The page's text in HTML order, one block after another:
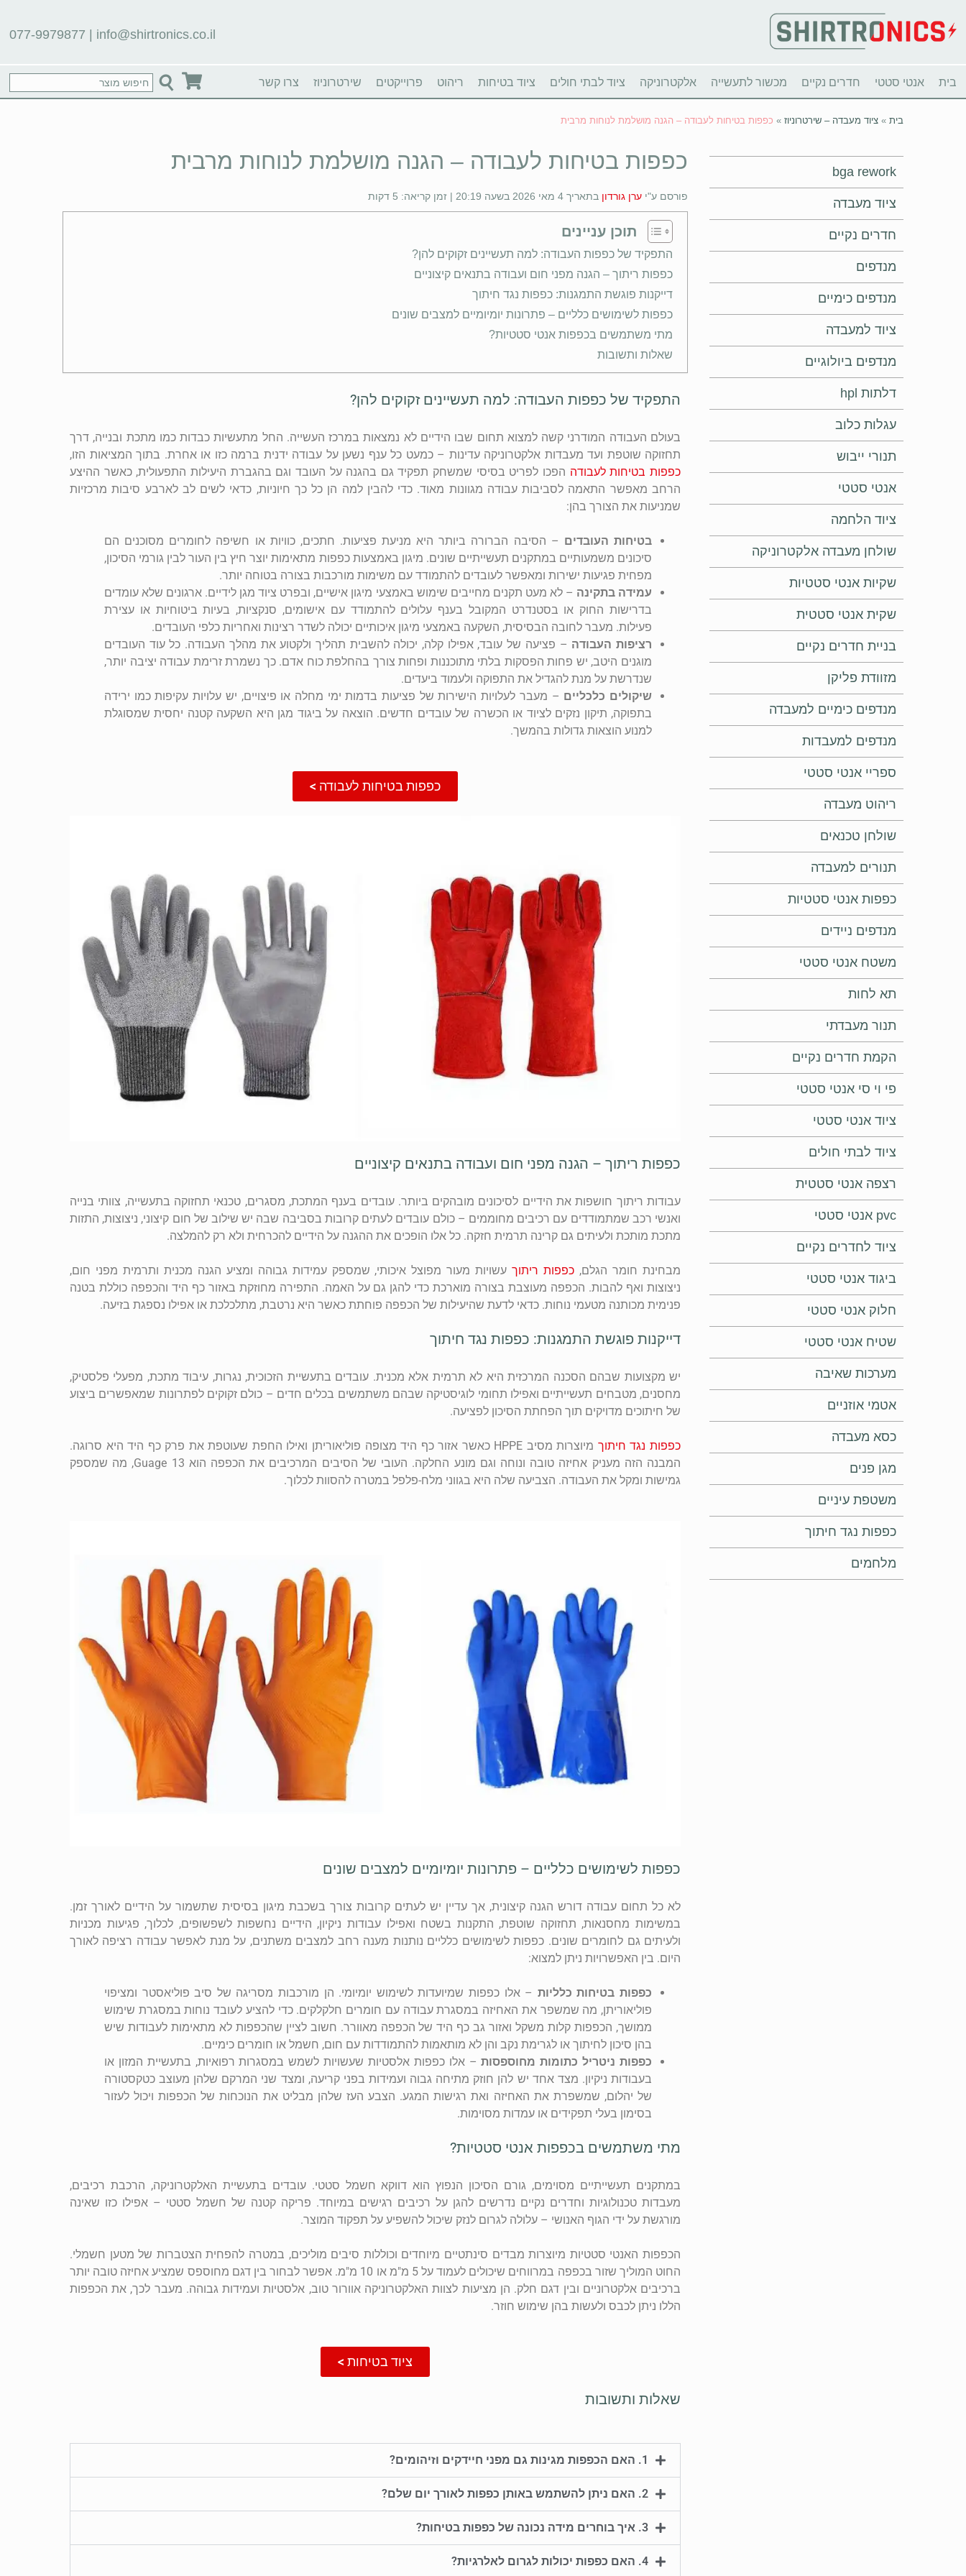
077-9979877 info@shirtronics.co.il
בית אנטי סטטי חדרים נקיים מכשור לתעשייה אלקטרוניקה ציוד לבתי חולים ציוד בטיחות ריהוט פרוייקטים שירטרוניוז צרו קשר
בית » ציוד מעבדה – שירטרוניוז » כפפות בטיחות לעבודה – הגנה מושלמת לנוחות מרבית
bga rework
ציוד מעבדה
חדרים נקיים
מנדפים
מנדפים כימיים
ציוד למעבדה
מנדפים ביולוגיים
דלתות hpl
עגלות כלוב
תנורי ייבוש
אנטי סטטי
ציוד הלחמה
שולחן מעבדה אלקטרוניקה
שקיות אנטי סטטיות
שקית אנטי סטטית
בניית חדרים נקיים
מזוודת פליקן
מנדפים כימיים למעבדה
מנדפים למעבדות
ספריי אנטי סטטי
ריהוט מעבדה
שולחן טכנאים
תנורים למעבדה
כפפות אנטי סטטיות
מנדפים ניידים
משטח אנטי סטטי
תא לחות
תנור מעבדתי
הקמת חדרים נקיים
פי וי סי אנטי סטטי
ציוד אנטי סטטי
ציוד לבתי חולים
רצפה אנטי סטטית
pvc אנטי סטטי
ציוד לחדרים נקיים
ביגוד אנטי סטטי
חלוק אנטי סטטי
שטיח אנטי סטטי
מערכות שאיבה
אטמי אוזניים
כסא מעבדה
מגן פנים
משטפת עיניים
כפפות נגד חיתוך
מלחמים
כפפות בטיחות לעבודה – הגנה מושלמת לנוחות מרבית
פורסם ע"י ערן גורדון בתאריך 4 מאי 2026 בשעה 20:19 | זמן קריאה: 5 דקות
תוכן עניינים
התפקיד של כפפות העבודה: למה תעשיינים זקוקים להן?
כפפות ריתוך – הגנה מפני חום ועבודה בתנאים קיצוניים
דייקנות פוגשת התמגנות: כפפות נגד חיתוך
כפפות לשימושים כלליים – פתרונות יומיומיים למצבים שונים
מתי משתמשים בכפפות אנטי סטטיות?
שאלות ותשובות
התפקיד של כפפות העבודה: למה תעשיינים זקוקים להן?
בעולם העבודה המודרני קשה למצוא תחום שבו הידיים לא נמצאות במרכז העשייה. החל מתעשיות כבדות כמו מתכת ובנייה, דרך
תחזוקה שוטפת ועד מעבדות אלקטרוניקה עדינות – כמעט כל ענף נשען על עבודה ידנית ברמה כזו או אחרת. בתוך המציאות הזו,
כפפות בטיחות לעבודה הפכו לפריט בסיסי שמשחק תפקיד גם בהגנה על העובד וגם בהגברת היעילות התפעולית, כאשר ההיצע
הרחב מאפשר התאמה לסביבות עבודה מגוונות מאוד. כדי להבין למה הן כל כך חיוניות, כדאי לשים לב לארבע סיבות מרכזיות
שמניעות את הצורך בהן:
בטיחות העובדים – הסיבה הברורה ביותר היא מניעת פציעות. חתכים, כוויות או חשיפה לחומרים מסוכנים הם
סיכונים משמעותיים במתקנים תעשייתיים שונים. מיגון באמצעות כפפות מתאימות יוצר חיץ בין העור לבין גורמי הסיכון,
מפחית פגיעות ישירות ומאפשר לעובדים להתמודד עם משימות מורכבות בצורה בטוחה יותר.
עמידה בתקינה – לא מעט תקנים מחייבים שימוש באמצעי מיגון אישיים, ובפרט ציוד מגן לידיים. ארגונים שלא עומדים
בדרישות החוק או בסטנדרט המקובל בענף עלולים להתמודד עם אישומים, סנקציות, בעיות ביטוחיות או עצירת
פעילות. מעבר לחובה הבסיסית, השקעה באמצעי מיגון איכותיים יכולה לשדר רצינות ואחריות כלפי העובדים.
רציפות העבודה – פציעה של עובד, אפילו קלה, יכולה להשבית תהליך ולקטוע את מהלך העבודה. כל עוד העובדים
מוגנים היטב, יש פחות הפסקות בלתי מתוכננות ופחות צורך בהחלפת כוח אדם. כך נשמרת זרימת עבודה יציבה יותר,
שנדרשת על מנת להגדיל את התפוקה ולעמוד ביעדים.
שיקולים כלכליים – מעבר לעלויות הישירות של פציעות בדמות ימי מחלה או פיצויים, יש עלויות עקיפות כמו ירידה
בתפוקה, תיקון נזקים לציוד או הכשרה של עובדים חדשים. הוצאה על ביגוד מגן היא השקעה קטנה יחסית שמסוגלת
למנוע הוצאות גדולות בהמשך.
כפפות בטיחות לעבודה >
כפפות ריתוך – הגנה מפני חום ועבודה בתנאים קיצוניים
עבודות ריתוך חושפות את הידיים לסיכונים מובהקים ביותר. עובדים בענף המתכת, מסגרים, טכנאי תחזוקה בתעשייה, צוותי בנייה
ואנשי רכב שמתמודדים עם רכיבים מחוממים – כולם עובדים לעתים קרובות בסביבה שבה יש שילוב של חום קיצוני, ניצוצות, התזות
מתכת מותכת ולעיתים גם קרינה תרמית חזקה. כל אלו הופכים את ההגנה על הידיים להכרחית ולא רק להמלצה.
מבחינת חומר הגלם, כפפות ריתוךעשויות מעור מפוצל איכותי, שמספק עמידות גבוהה ומציע הגנה מכנית ותרמית מפני חום,
ניצוצות ואף להבות. הכפפה מעוצבת בצורה מוארכת כדי להגן גם על האמה. התפירה מחוזקת באזור כף היד והכפפה כוללת בטנה
פנימית מכותנה מטעמי נוחות. כדאי לדעת שהיעילות של הכפפה פוחתת כאשר היא נרטבת, מתלכלכת או אפילו נספגת בזיעה.
דייקנות פוגשת התמגנות: כפפות נגד חיתוך
יש מקצועות שבהם הסכנה המרכזית היא לא תרמית אלא מכנית. עובדים בתעשיית הזכוכית, נגרות, עיבוד מתכת, מפעלי פלסטיק,
מחסנים, מטבחים תעשייתיים ואפילו תחומי לוגיסטיקה שבהם משתמשים בכלים חדים – כולם זקוקים לפתרונות שמאפשרים ביצוע
של חיתוכים מדויקים תוך הפחתת הסיכון לפציעה.
כפפות נגד חיתוך
מיוצרות מסיב HPPE כאשר אזור כף היד מצופה פוליאוריתן ואילו החפת שעוטפת את פרק כף היד היא סרוגה.
המבנה הזה מעניק אחיזה טובה ונוחה וגם מונע החלקה. העובי של הסיבים המרכיבים את הכפפה הוא Guage 13, מה שמספק
גמישות ומקל את העבודה. הצביעה שלה היא בגווני מלח-פלפל במטרה להסוות לכלוך.
כפפות לשימושים כלליים – פתרונות יומיומיים למצבים שונים
לא כל תחום עבודה דורש הגנה קיצונית, אך עדיין יש לעתים קרובות צורך בשכבת מיגון בסיסית שתשמור על הידיים לאורך זמן.
במשימות מחסנאות, תחזוקה שוטפת, התקנות בשטח ואפילו עבודות ניקיון, הידיים נחשפות לשפשופים, לכלוך, פגיעות מכניות
ולעיתים גם לחומרים שונים. כפפות לשימושים כלליים נותנות מענה רחב למצבים משתנים, על מנת לאפשר עבודה רציפה לאורך
היום. בין האפשרויות ניתן למצוא:
כפפות בטיחות כלליות – אלו כפפות שמיועדות לשימוש יומיומי. הן מורכבות מסריגה של סיב פוליאסטר ומציפוי
פוליאוריתן, מה שמשפר את האחיזה במסגרת עבודה עם חומרים חלקלקים. כדי להציע לעובד נוחות במסגרת שימוש
ממושך, הכפפות קלות משקל ואזור גב כף היד של הכפפה מאוורר. חשוב לציין שהכפפות לא מתאימות לעבודות שיש
בהן סיכון לחיתוך או לגרימת נקב והן לא מותאמות להתמודדות עם חום, חשמל או חומרים כימיים.
כפפות ניטריל כתומות מחוספסות– אלו כפפות אלסטיות שעשויות לשמש במסגרות רפואיות, בתעשיית המזון או
בעבודות ניקיון. מצד אחד יש להן חוזק מתיחה גבוה ועמידות בפני קריעה, ומצד שני המרקם שלהן מעוצב כטקסטורה
של יהלום, שמשפרת את האחיזה ואת רגישות המגע. הצבע העז שלהן מבליט את הנוכחות של הכפפות ויכול לעזור
בסימון בעלי תפקידים או עמדות מסוימות.
מתי משתמשים בכפפות אנטי סטטיות?
במתקנים תעשייתיים מסוימים, גורם הסיכון הנפוץ הוא דווקא חשמל סטטי. עובדים בתעשיית האלקטרוניקה, הרכבת רכיבים,
מעבדות טכנולוגיות וחדרים נקיים נדרשים להגן על רכיבים רגישים במיוחד. פריקה קטנה של חשמל סטטי – אפילו כזו שאינה
מורגשת על ידי הגוף האנושי – עלולה לגרום לנזק שיכול להשפיע על תפקוד המוצר.
הכפפות האנטי סטטיות מיוצרות מבדים סינתטיים מיוחדים וכוללות סיבים מוליכים, במטרה להפחית הצטברות של מטען חשמלי.
החוט המוליך שזור בכפפה במרווחים שיכולים לעמוד על 5 מ"מ או 10 מ"מ. אפשר לבחור בין דגם מחוספס שמציע אחיזה טובה יותר
ברכיבים אלקטרוניים ובין דגם חלק. הן מציעות לצוות האלקטרוניקה אוורור טוב, אלסטיות ועמידות גבוהה. מעבר לכך, את הכפפות
הללו ניתן לכבס ולעשות בהן שימוש חוזר.
ציוד בטיחות >
שאלות ותשובות
1. האם הכפפות מגינות גם מפני חיידקים וזיהומים?
2. האם ניתן להשתמש באותן כפפות לאורך יום שלם?
3. איך בוחרים מידה נכונה של כפפות בטיחות?
4. האם כפפות יכולות לגרום לאלרגיות?